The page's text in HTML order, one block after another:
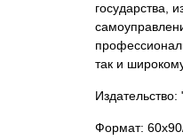
государства,
так и
Формат: